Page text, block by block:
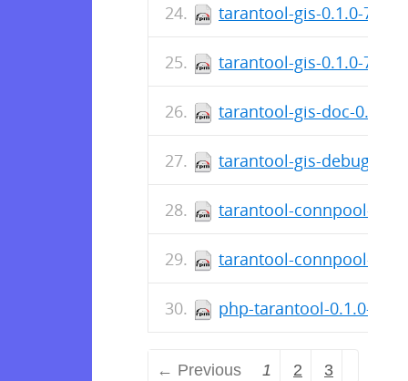
tarantool-gis-0.1.0-
tarantool-gis-0.1.0-
tarantool-gis-doc-0.1.0-
tarantool-gis-debuginfo-
tarantool-connpool-
tarantool-connpool-
php-tarantool-0.1.0-
← Previous 1 2 3